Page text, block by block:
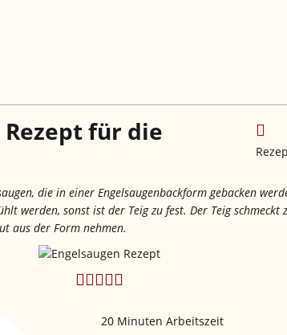
Rezept für die
die in einer Engelsaugenbackform gebacken
werden, sonst ist der Teig zu fest. Der Teig schmeckt
aus der Form nehmen.
20 Minuten Arbeitszeit